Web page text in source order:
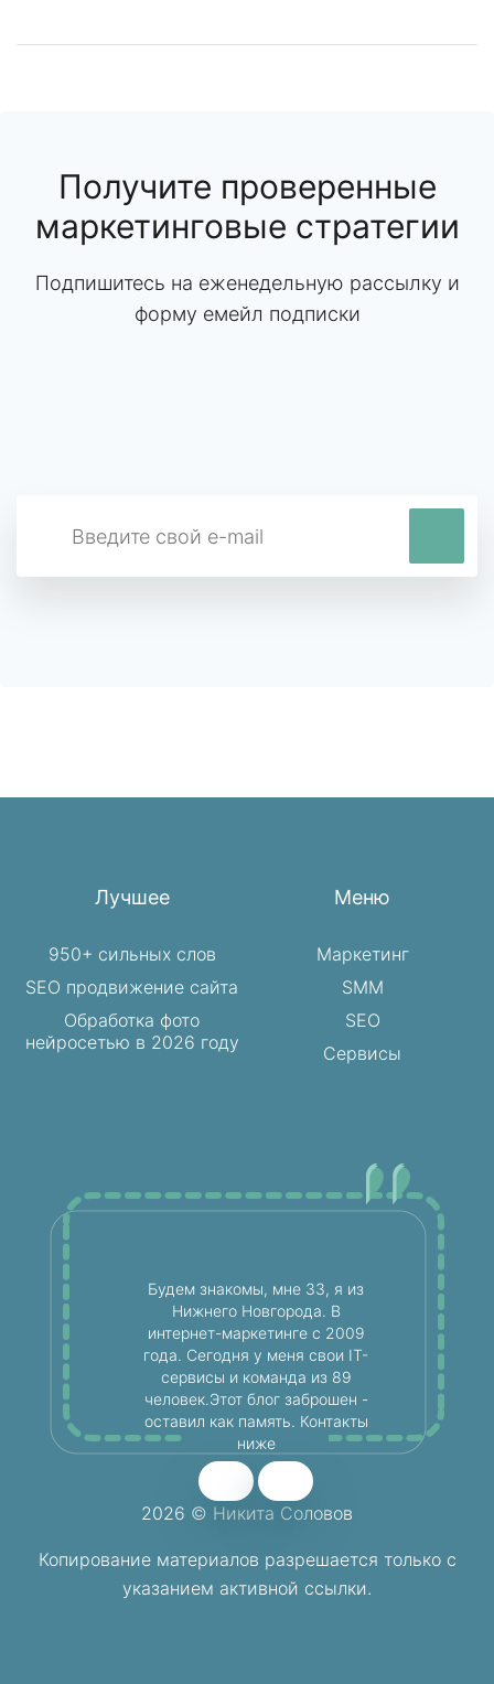
Получите проверенные
маркетинговые стратегии
Подпишитесь на еженедельную рассылку и
форму емейл подписки
Лучшее
950+ сильных слов
SEO продвижение сайта
Обработка фото
нейросетью в 2026 году
Меню
Маркетинг
SMM
SEO
Сервисы
2026 © Никита Соловов
Копирование материалов разрешается только с
указанием активной ссылки.
Будем знакомы, мне 33, я из
Нижнего Новгорода. В
интернет-маркетинге с 2009
года. Сегодня у меня свои IT-
сервисы и команда из 89
человек.Этот блог заброшен -
оставил как память. Контакты
ниже